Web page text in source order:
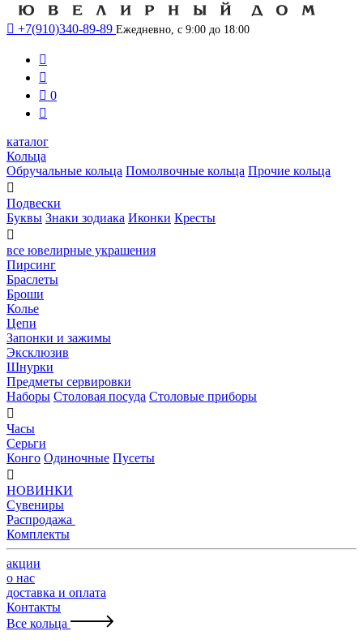
 +7(910)340-89-89 Ежедневно, с 9:00 до 18:00


 0

каталог
Кольца
Обручальные кольца Помолвочные кольца Прочие кольца

Подвески
Буквы Знаки зодиака Иконки Кресты

все ювелирные украшения
Пирсинг
Браслеты
Броши
Колье
Цепи
Запонки и зажимы
Эксклюзив
Шнурки
Предметы сервировки
Наборы Столовая посуда Столовые приборы

Часы
Серьги
Конго Одиночные Пусеты

НОВИНКИ
Сувениры
Распродажа
Комплекты
акции
о нас
доставка и оплата
Контакты
Все кольца